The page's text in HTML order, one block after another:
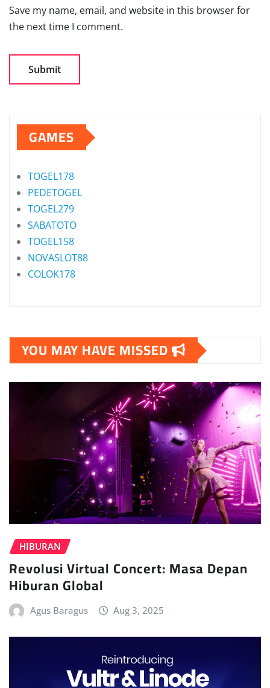
Save my name, email, and website in this browser for
the next time I comment.
GAMES
TOGEL178
PEDETOGEL
TOGEL279
SABATOTO
TOGEL158
NOVASLOT88
COLOK178
YOU MAY HAVE MISSED
HIBURAN
Revolusi Virtual Concert: Masa Depan
Hiburan Global
Agus Baragus Aug 3, 2025